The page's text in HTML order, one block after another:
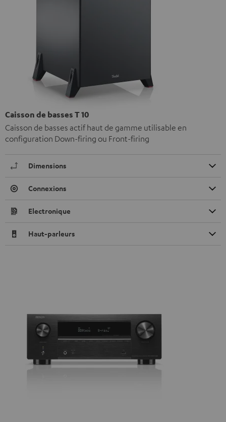
Caisson de basses T 10
Caisson de basses actif haut de gamme utilisable en
configuration Down-firing ou Front-firing
Dimensions
Connexions
Electronique
Haut-parleurs